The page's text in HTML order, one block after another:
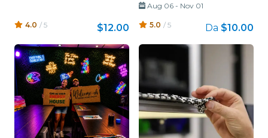
4.0 / 5 $12.00
Aug 06- Nov 01
5.0 / 5 Da $10.00